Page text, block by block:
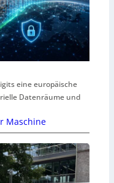
eine europäische
Datenräume und
Maschine